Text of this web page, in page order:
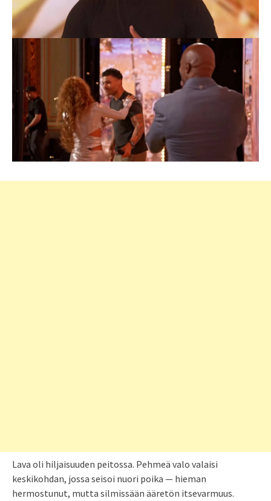
Lava oli hiljaisuuden peitossa. Pehmeä valo valaisi
keskikohdan, jossa seisoi nuori poika — hieman
hermostunut, mutta silmissään ääretön itsevarmuus.